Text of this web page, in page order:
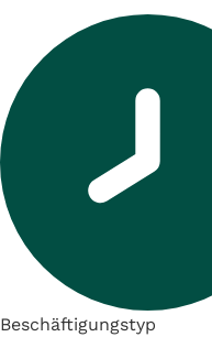
Beschäftigungstyp